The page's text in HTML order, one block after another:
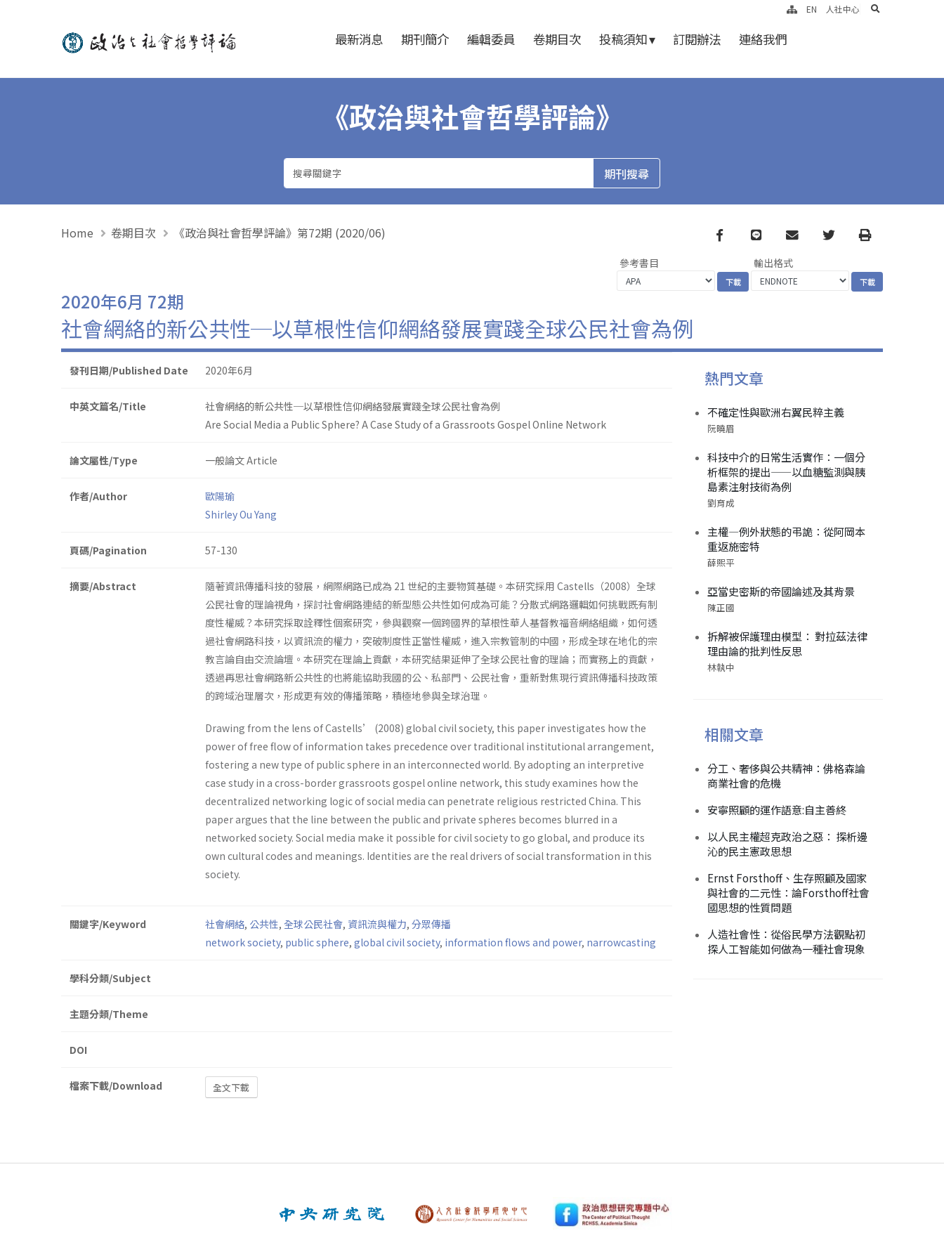
政治與社會哲學評論 最新消息 期刊簡介 編輯委員 卷期目次 投稿須知 ▾ 訂閱辦法 連絡我們
EN 人社中心 search
《政治與社會哲學評論》
Home 卷期目次 《政治與社會哲學評論》第72期 (2020/06) Facebook
line email TwitterPrint
參考書目 輸出格式
2020年6月 72期
社會網絡的新公共性─以草根性信仰網絡發展實踐全球公民社會為例
發刊日期/Published Date 2020年6月
中英文篇名/Title
社會網絡的新公共性─以草根性信仰網絡發展實踐全球公民社會為例
Are Social Media a Public Sphere? A Case Study of a Grassroots Gospel Online Network
論文屬性/Type 一般論文 Article
作者/Author
歐陽瑜
Shirley Ou Yang
頁碼/Pagination 57-130
摘要/Abstract
隨著資訊傳播科技的發展，網際網路已成為 21 世紀的主要物質基礎。本研究採用 Castells（2008）全球
公民社會的理論視角，探討社會網路連結的新型態公共性如何成為可能？分散式網路邏輯如何挑戰既有制
度性權威？本研究採取詮釋性個案研究，參與觀察一個跨國界的草根性華人基督教福音網絡組織，如何透
過社會網路科技，以資訊流的權力，突破制度性正當性權威，進入宗教管制的中國，形成全球在地化的宗
教言論自由交流論壇。本研究在理論上貢獻，本研究結果延伸了全球公民社會的理論；而實務上的貢獻，
透過再思社會網路新公共性的也將能協助我國的公、私部門、公民社會，重新對焦現行資訊傳播科技政策
的跨域治理層次，形成更有效的傳播策略，積極地參與全球治理。
Drawing from the lens of Castells’ (2008) global civil society, this paper investigates how the
power of free flow of information takes precedence over traditional institutional arrangement,
fostering a new type of public sphere in an interconnected world. By adopting an interpretive
case study in a cross-border grassroots gospel online network, this study examines how the
decentralized networking logic of social media can penetrate religious restricted China. This
paper argues that the line between the public and private spheres becomes blurred in a
networked society. Social media make it possible for civil society to go global, and produce its
own cultural codes and meanings. Identities are the real drivers of social transformation in this
society.
關鍵字/Keyword 社會網絡, 公共性, 全球公民社會, 資訊流與權力, 分眾傳播
network society, public sphere, global civil society, information flows and power, narrowcasting
學科分類/Subject
主題分類/Theme
DOI
檔案下載/Download 全文下載
熱門文章
不確定性與歐洲右翼民粹主義
阮曉眉
科技中介的日常生活實作：一個分
析框架的提出——以血糖監測與胰
島素注射技術為例
劉育成
主權—例外狀態的弔詭：從阿岡本
重返施密特
薛熙平
亞當史密斯的帝國論述及其背景
陳正國
拆解被保護理由模型： 對拉茲法律
理由論的批判性反思
林執中
相關文章
分工、奢侈與公共精神：佛格森論
商業社會的危機
安寧照顧的運作語意:自主善終
以人民主權超克政治之惡： 探析邊
沁的民主憲政思想
Ernst Forsthoff、生存照顧及國家
與社會的二元性：論Forsthoff社會
國思想的性質問題
人造社會性：從俗民學方法觀點初
探人工智能如何做為一種社會現象